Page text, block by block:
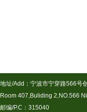
地址/Add：宁波市宁穿路566号
Room 407,Buliding 2,NO.566
邮编/P.C：315040